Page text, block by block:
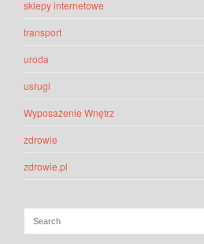
sklepy internetowe
transport
uroda
usługi
Wyposażenie Wnętrz
zdrowie
zdrowie.pl